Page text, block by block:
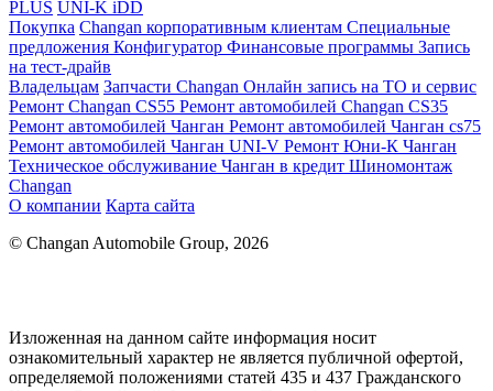
PLUS UNI-K iDD
Покупка Changan корпоративным клиентам Специальные
предложения Конфигуратор Финансовые программы Запись
на тест-драйв
Владельцам Запчасти Changan Онлайн запись на ТО и сервис
Ремонт Changan CS55 Ремонт автомобилей Changan CS35
Ремонт автомобилей Чанган Ремонт автомобилей Чанган cs75
Ремонт автомобилей Чанган UNI-V Ремонт Юни-К Чанган
Техническое обслуживание Чанган в кредит Шиномонтаж
Changan
О компании Карта сайта
© Changan Automobile Group, 2026
Изложенная на данном сайте информация носит
ознакомительный характер не является публичной офертой,
определяемой положениями статей 435 и 437 Гражданского